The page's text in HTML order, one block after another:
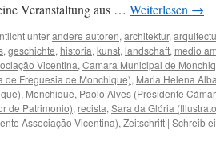
Veranstaltung aus … Weiterlesen →
unterandere autoren, architektur,
, geschichte, historia, kunst, landschaft, medio
Vicentina, Camara Municipal de
de Freguesia de Monchique), Maria Helena
, Monchique, Paolo Alves (Presidente
de Patrimonio), recista, Sara da Glória
Associação Vicentina), Zeitschrift | Schreib